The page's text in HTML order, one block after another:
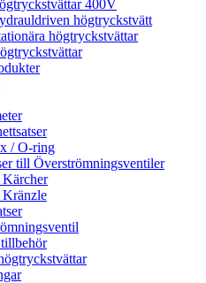
400V
högtryckstvätt
högtryckstvättar
/ O-ring
till Överströmningsventiler